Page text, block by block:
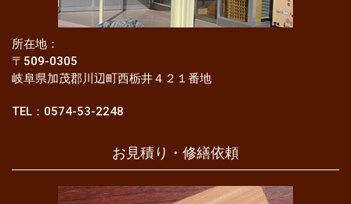
所在地：
〒509-0305
岐阜県加茂郡川辺町西栃井４２１番地
TEL：0574-53-2248
お見積り・修繕依頼